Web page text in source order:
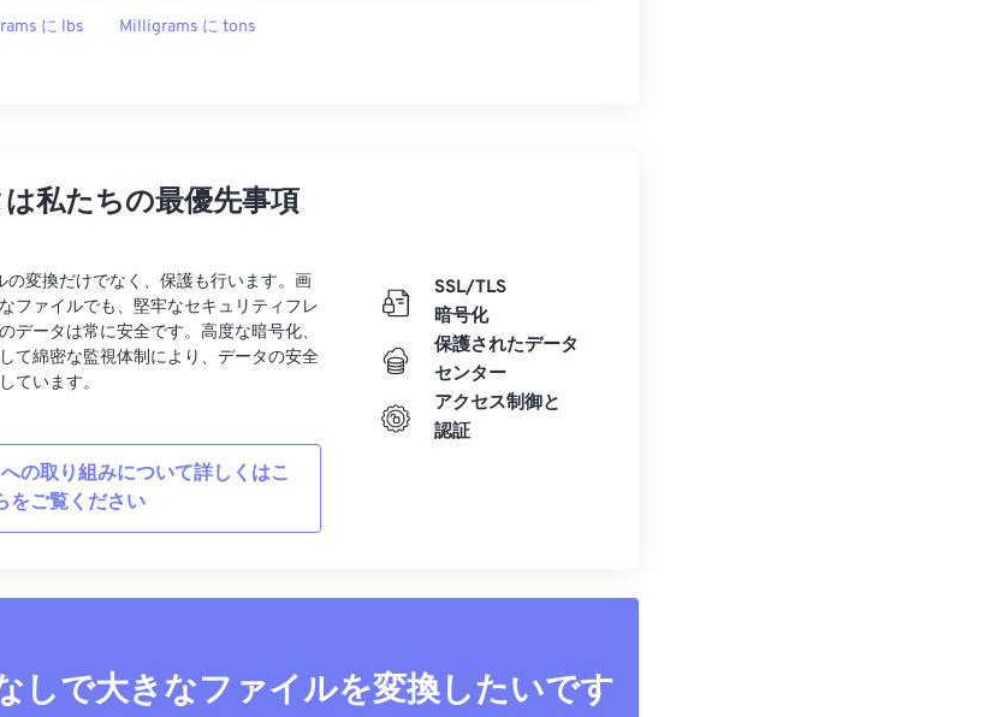
に lbs Milligrams に tons
私たちの最優先事項
の変換だけでなく、保護も行います。画
ファイルでも、堅牢なセキュリティフレ
データは常に安全です。高度な暗号化、
て綿密な監視体制により、データの安全
ています。
の取り組みについて詳しくはこ
をご覧ください
SSL/TLS
暗号化
保護されたデータ
センター
アクセス制御と
認証
しで大きなファイルを変換したいです